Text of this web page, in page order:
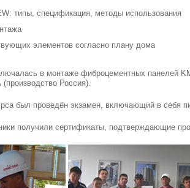
типы, спецификация, методы использования
элементов согласно плану дома
в монтаже фиброцементных панелей
Россия).
был проведён экзамен, включающий в себя
получили сертификаты, подтверждающие